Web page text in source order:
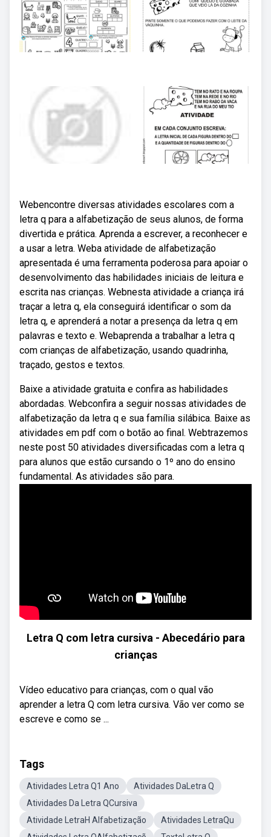
Webencontre diversas atividades escolares com a
letra q para a alfabetização de seus alunos, de forma
divertida e prática. Aprenda a escrever, a reconhecer e
a usar a letra. Weba atividade de alfabetização
apresentada é uma ferramenta poderosa para apoiar o
desenvolvimento das habilidades iniciais de leitura e
escrita nas crianças. Webnesta atividade a criança irá
traçar a letra q, ela conseguirá identificar o som da
letra q, e aprenderá a notar a presença da letra q em
palavras e texto e. Webaprenda a trabalhar a letra q
com crianças de alfabetização, usando quadrinha,
traçado, gestos e textos.
Baixe a atividade gratuita e confira as habilidades
abordadas. Webconfira a seguir nossas atividades de
alfabetização da letra q e sua família silábica. Baixe as
atividades em pdf com o botão ao final. Webtrazemos
neste post 50 atividades diversificadas com a letra q
para alunos que estão cursando o 1º ano do ensino
fundamental. As atividades são para.
Letra Q com letra cursiva - Abecedário para
crianças
Vídeo educativo para crianças, com o qual vão
aprender a letra Q com letra cursiva. Vão ver como se
escreve e como se ...
Tags
Atividades Letra Q1 Ano
Atividades DaLetra Q
Atividades Da Letra QCursiva
Atividade LetraH Alfabetização
Atividades LetraQu